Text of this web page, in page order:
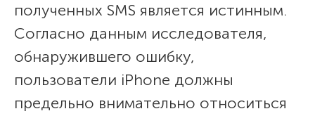
полученных SMS является истинным.
Согласно данным исследователя,
обнаружившего ошибку,
пользователи iPhone должны
предельно внимательно относиться